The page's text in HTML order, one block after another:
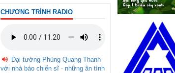
CHƯƠNG TRÌNH RADIO
Đại tướng Phùng Quang Thanh
với nhà báo chiến sĩ - những ân tình